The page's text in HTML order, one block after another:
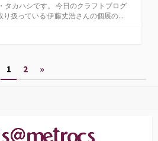
タカハシです。 今日のクラフトブログ
扱っている 伊藤丈浩さんの個展の...
1 2 »